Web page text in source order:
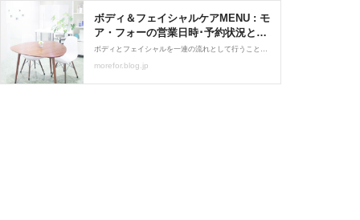
ボディ＆フェイシャルケアMENU : モ
ア・フォーの営業日時･予約状況とケ
アMENU
ボディとフェイシャルを一連の流れとして行うことで身体と肌の両面から整えるトータルケアMENUのご紹介です。ボディケアを受けていただく方には目的に合わせたフェイシャルコースをご用意しています。セット用にご用意したショートフェイシャルは循環とバランスを整えるケア
morefor.blog.jp